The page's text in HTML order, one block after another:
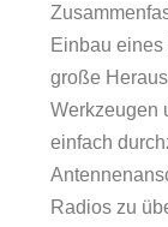
Einbau
große
Werkzeugen
einfach
Radios zu